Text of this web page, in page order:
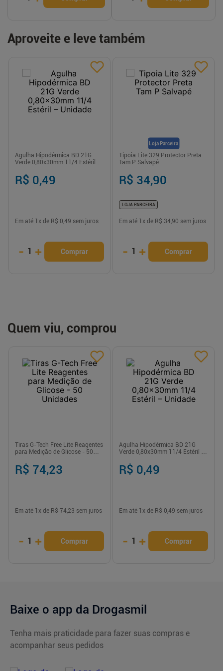
Aproveite e leve também
Agulha Hipodérmica BD 21G
Verde 0,80x30mm 11/4 Estéril –
R$ 0,49
Em até 1 x de R$ 0,49 sem juros
- 1 + Comprar
Loja Parceira
Tipoia Lite 329 Protector Preta
Tam P Salvapé
R$ 34,90
LOJA PARCEIRA
Em até 1 x de R$ 34,90 sem juros
- 1 + Comprar
Quem viu, comprou
Tiras G-Tech Free Lite Reagentes
para Medição de Glicose - 50
R$ 74,23
Em até 1 x de R$ 74,23 sem juros
- 1 + Comprar
Agulha Hipodérmica BD 21G
Verde 0,80x30mm 11/4 Estéril –
R$ 0,49
Em até 1 x de R$ 0,49 sem juros
- 1 + Comprar
Baixe o app da Drogasmil
Tenha mais praticidade para fazer suas compras e
acompanhar seus pedidos